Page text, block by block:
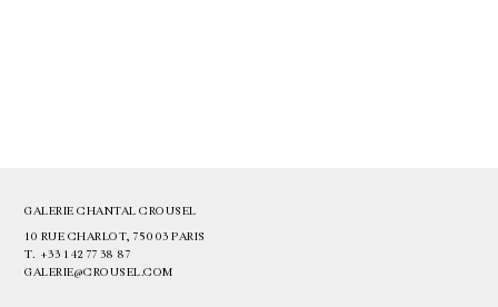
GALERIE CHANTAL CROUSEL
10 RUE CHARLOT, 75003 PARIS
T. +33 1 42 77 38 87
GALERIE@CROUSEL.COM